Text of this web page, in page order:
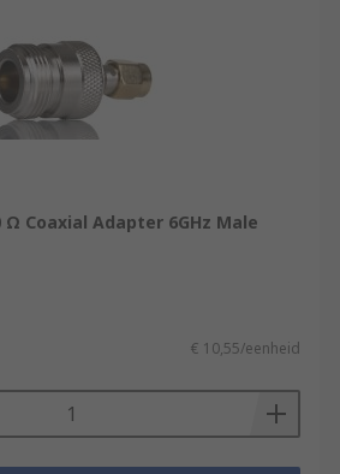
Ω Coaxial Adapter 6GHz Male
€ 10,55/eenheid